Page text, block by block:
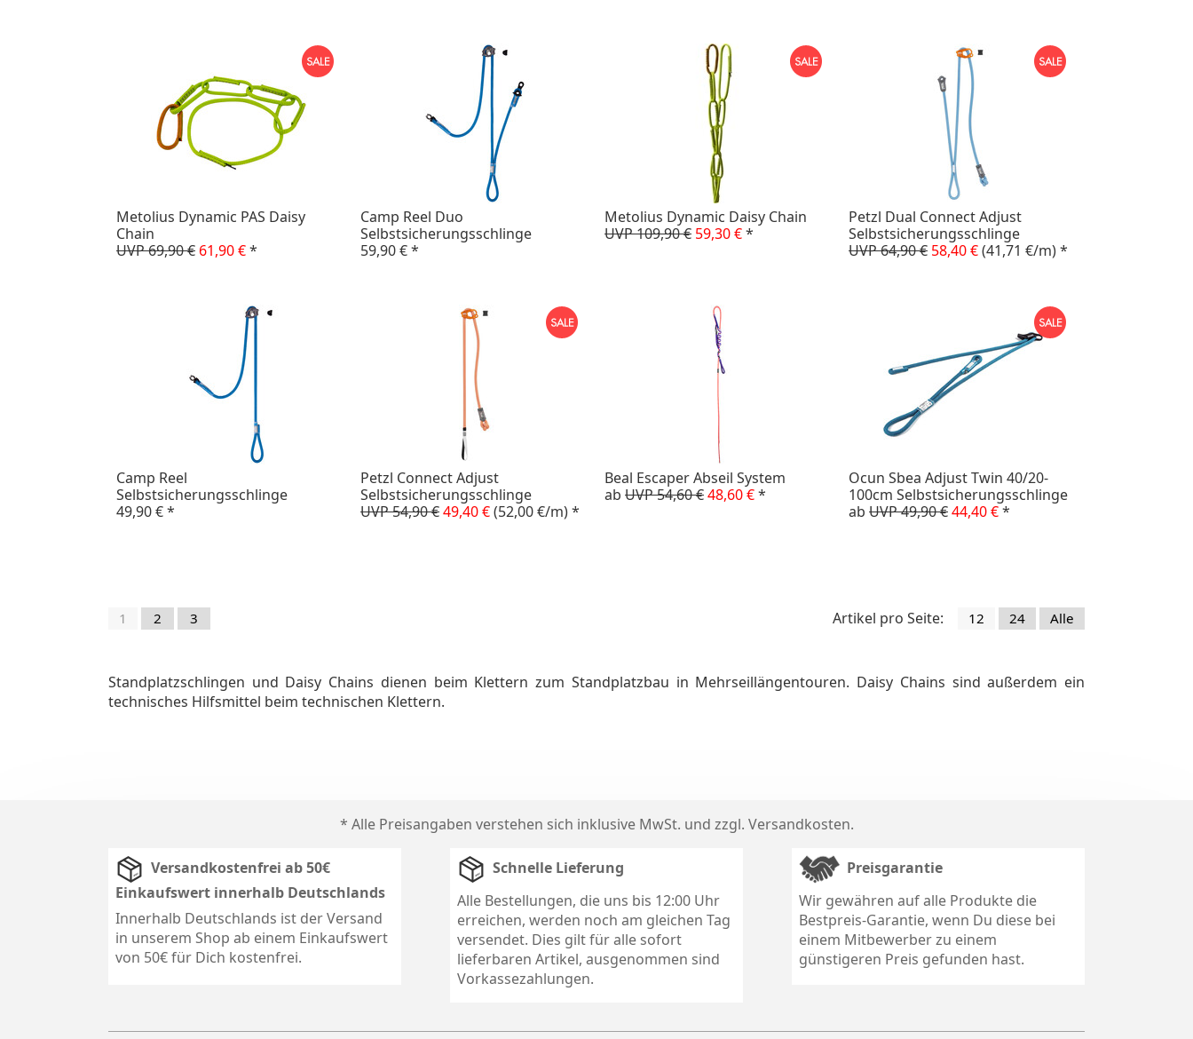
Metolius Dynamic PAS Daisy
Chain
UVP 69,90 € 61,90 €*
Camp Reel Duo
Selbstsicherungsschlinge
59,90 €*
Metolius Dynamic Daisy Chain
UVP 109,90 € 59,30 €*
Petzl Dual Connect Adjust
Selbstsicherungsschlinge
UVP 64,90 € 58,40 €(41,71 €/m)*
Camp Reel
Selbstsicherungsschlinge
49,90 €*
Petzl Connect Adjust
Selbstsicherungsschlinge
UVP 54,90 €49,40 €(52,00 €/m)*
Beal Escaper Abseil System
ab UVP 54,60 €48,60 €*
Ocun Sbea Adjust Twin 40/20-
100cm Selbstsicherungsschlinge
ab UVP 49,90 €44,40 €*
Artikel pro Seite: 12 24 Alle
1 2 3
Standplatzschlingen und Daisy Chains dienen beim Klettern zum Standplatzbau in Mehrseillängentouren. Daisy Chains sind außerdem ein
technisches Hilfsmittel beim technischen Klettern.
* Alle Preisangaben verstehen sich inklusive MwSt. und zzgl. Versandkosten.
Versandkostenfrei ab 50€
Einkaufswert innerhalb Deutschlands
Innerhalb Deutschlands ist der Versand
in unserem Shop ab einem Einkaufswert
von 50€ für Dich kostenfrei.
Schnelle Lieferung
Alle Bestellungen, die uns bis 12:00 Uhr
erreichen, werden noch am gleichen Tag
versendet. Dies gilt für alle sofort
lieferbaren Artikel, ausgenommen sind
Vorkassezahlungen.
Preisgarantie
Wir gewähren auf alle Produkte die
Bestpreis-Garantie, wenn Du diese bei
einem Mitbewerber zu einem
günstigeren Preis gefunden hast.